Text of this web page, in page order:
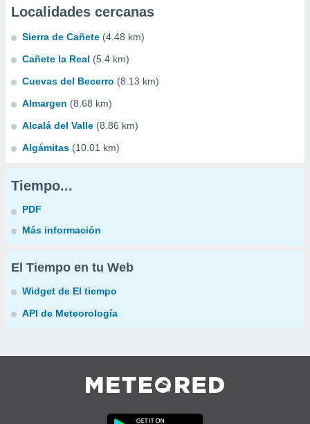
Localidades cercanas
Sierra de Cañete (4.48 km)
Cañete la Real (5.4 km)
Cuevas del Becerro (8.13 km)
Almargen (8.68 km)
Alcalá del Valle (8.86 km)
Algámitas (10.01 km)
Tiempo...
PDF
Más información
El Tiempo en tu Web
Widget de El tiempo
API de Meteorología